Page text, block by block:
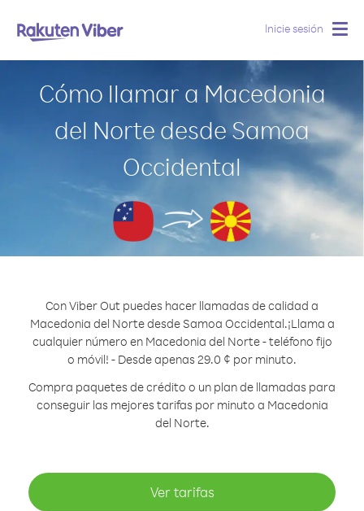
Inicie sesión
Cómo llamar a Macedonia
del Norte desde Samoa
Occidental
Con Viber Out puedes hacer llamadas de calidad a
Macedonia del Norte desde Samoa Occidental.¡Llama a
cualquier número en Macedonia del Norte - teléfono fijo
o móvil! - Desde apenas 29.0 ¢ por minuto.
Compra paquetes de crédito o un plan de llamadas para
conseguir las mejores tarifas por minuto a Macedonia
del Norte.
Ver tarifas